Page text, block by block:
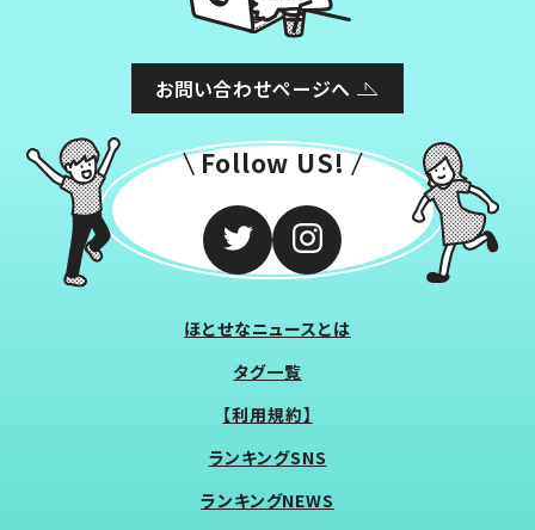
お問い合わせページへ
Follow US!
ほとせなニュースとは
タグ一覧
【利用規約】
ランキングSNS
ランキングNEWS